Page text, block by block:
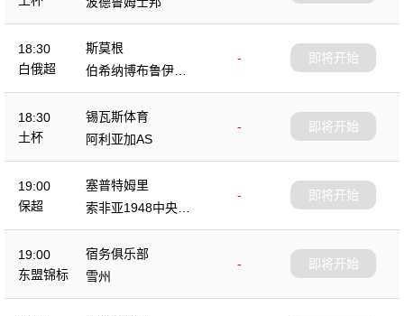
18:30
白俄超
斯莫根
-
伯希纳博布鲁伊斯
克
即将开始
18:30
土杯
锡瓦斯体育
-
阿利亚加AS
即将开始
19:00
保超
塞普特姆里
-
索非亚1948中央陆
军
即将开始
19:00
东盟锦标
宿务俱乐部
-
雪州
即将开始